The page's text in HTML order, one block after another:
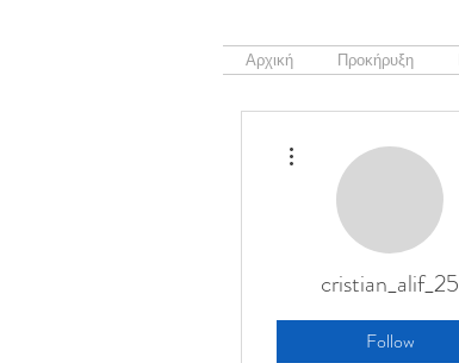
cristian_alif_25
Follow
Αρχική Προκήρυξη